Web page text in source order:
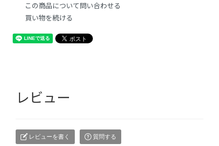
この商品について問い合わせる
買い物を続ける
レビュー
レビューを書く 質問する